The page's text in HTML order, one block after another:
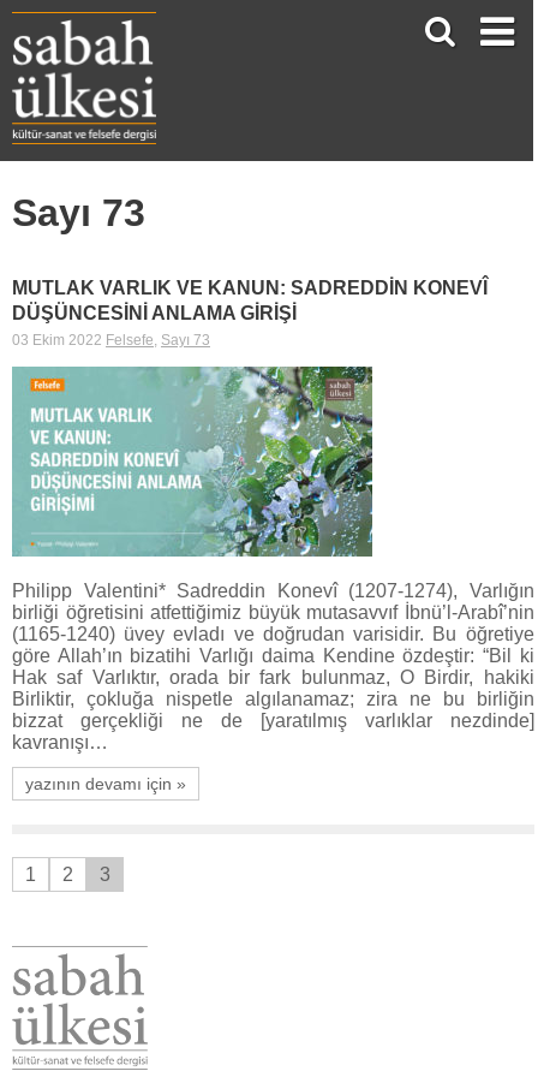
Sayı 73
MUTLAK VARLIK VE KANUN: SADREDDİN KONEVÎ
DÜŞÜNCESİNİ ANLAMA GİRİŞİ
03 Ekim 2022 Felsefe, Sayı 73
Philipp Valentini* Sadreddin Konevî (1207-1274), Varlığın
birliği öğretisini atfettiğimiz büyük mutasavvıf İbnü’l-Arabî’nin
(1165-1240) üvey evladı ve doğrudan varisidir. Bu öğretiye
göre Allah’ın bizatihi Varlığı daima Kendine özdeştir: “Bil ki
Hak saf Varlıktır, orada bir fark bulunmaz, O Birdir, hakiki
Birliktir, çokluğa nispetle algılanamaz; zira ne bu birliğin
bizzat gerçekliği ne de [yaratılmış varlıklar nezdinde]
kavranışı…
yazının devamı için »
1 2 3